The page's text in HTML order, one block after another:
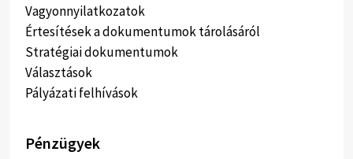
Vagyonnyilatkozatok
Értesítések a dokumentumok tárolásáról
Stratégiai dokumentumok
Választások
Pályázati felhívások
Pénzügyek